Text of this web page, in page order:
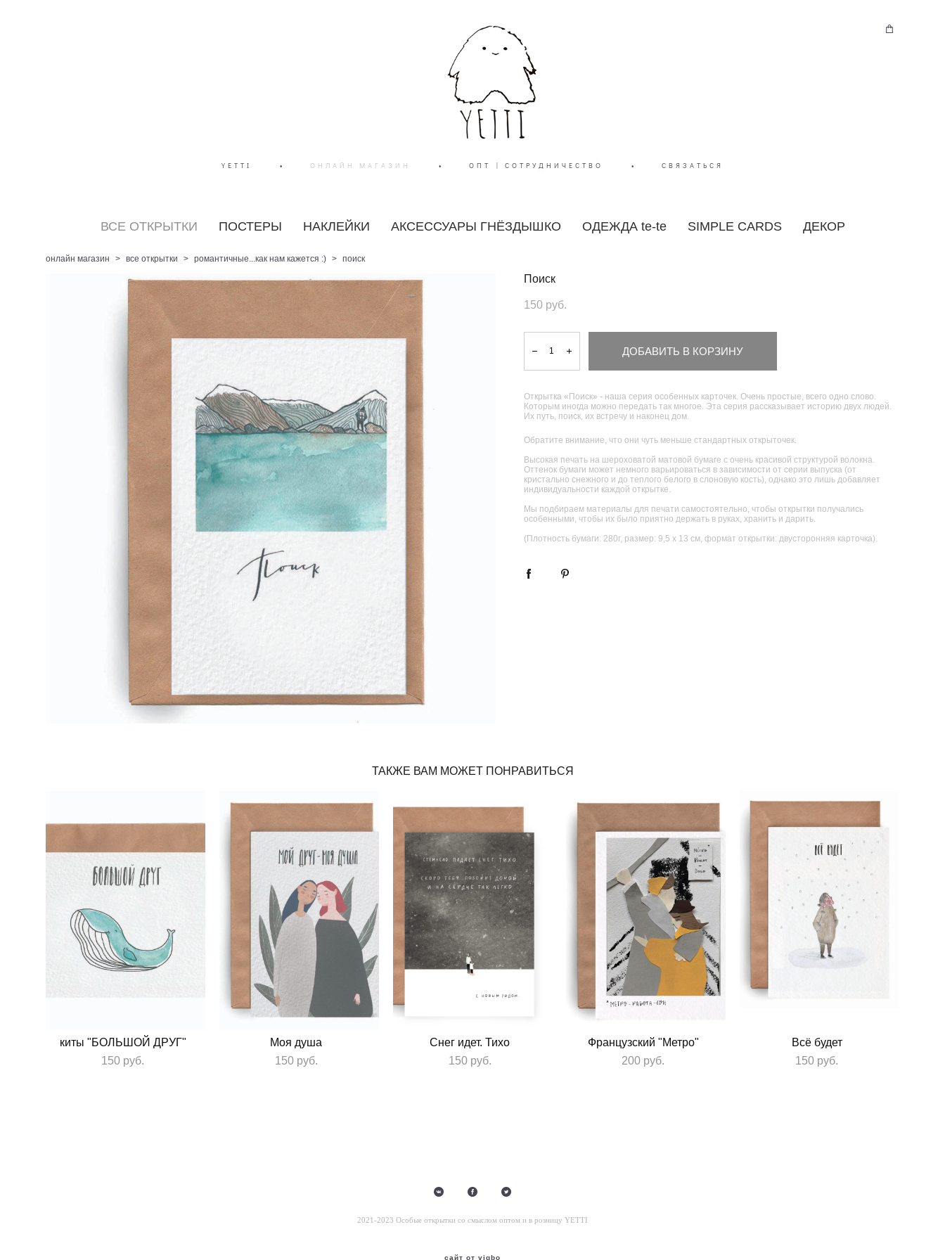
YETTI • ОНЛАЙН МАГАЗИН • ОПТ | СОТРУДНИЧЕСТВО • СВЯЗАТЬСЯ
ВСЕ ОТКРЫТКИ ПОСТЕРЫ НАКЛЕЙКИ АКСЕССУАРЫ ГНЁЗДЫШКО ОДЕЖДА te-te SIMPLE CARDS ДЕКОР
онлайн магазин > все открытки > романтичные...как нам кажется :) > поиск
Поиск
150 pуб.
ДОБАВИТЬ В КОРЗИНУ
Открытка «Поиск» - наша серия особенных карточек. Очень простые, всего одно слово.
Которым иногда можно передать так многое. Эта серия рассказывает историю двух людей.
Их путь, поиск, их встречу и наконец дом.
Обратите внимание, что они чуть меньше стандартных открыточек.
Высокая печать на шероховатой матовой бумаге с очень красивой структурой волокна.
Оттенок бумаги может немного варьироваться в зависимости от серии выпуска (от
кристально снежного и до теплого белого в слоновую кость), однако это лишь добавляет
индивидуальности каждой открытке.
Мы подбираем материалы для печати самостоятельно, чтобы открытки получались
особенными, чтобы их было приятно держать в руках, хранить и дарить.
(Плотность бумаги: 280г, размер: 9,5 х 13 см, формат открытки: двусторонняя карточка).
ТАКЖЕ ВАМ МОЖЕТ ПОНРАВИТЬСЯ
киты "БОЛЬШОЙ ДРУГ"
150 pуб.
Моя душа
150 pуб.
Снег идет. Тихо
150 pуб.
Французский "Метро"
200 pуб.
Всё будет
150 pуб.
2021-2023 Особые открытки со смыслом оптом и в розницу YETTI
сайт от vigbo